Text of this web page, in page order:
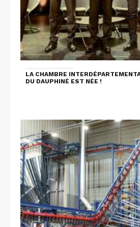
LA CHAMBRE
DU DAUPHINÉ EST NÉE !